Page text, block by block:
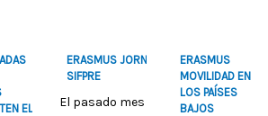
EL
ERASMUS JORNADAS
SIFPRE
El pasado mes de
ERASMUS
MOVILIDAD EN
LOS PAÍSES
BAJOS